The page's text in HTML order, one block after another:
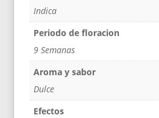
Indica
Periodo de floracion
9 Semanas
Aroma y sabor
Dulce
Efectos